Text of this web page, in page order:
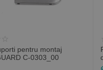
pentru montaj
C-0303_00